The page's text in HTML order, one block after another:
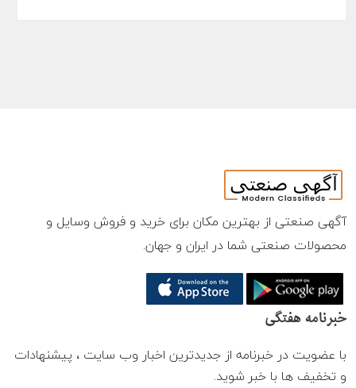
آگهی صنعتی از بهترین مکان برای خرید و فروش وسایل و
محصولات صنعتی شما در ایران و جهان.
خبرنامه هفتگی
با عضویت در خبرنامه از جدیدترین اخبار وب سایت ، پیشنهادات
و تخفیف ها با خبر شوید.